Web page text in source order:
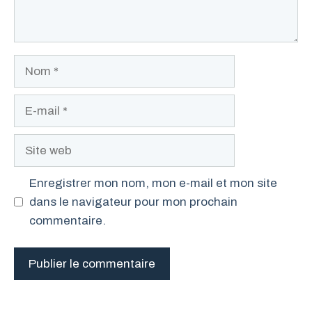
Enregistrer mon nom, mon e-mail et mon site
dans le navigateur pour mon prochain
commentaire.